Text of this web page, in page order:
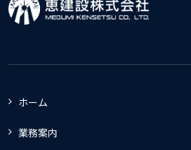
ホーム
業務案内